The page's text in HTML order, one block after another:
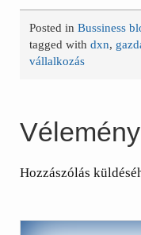
Posted inBussiness
tagged withdxn,
vállalkozás
Hozzászólás